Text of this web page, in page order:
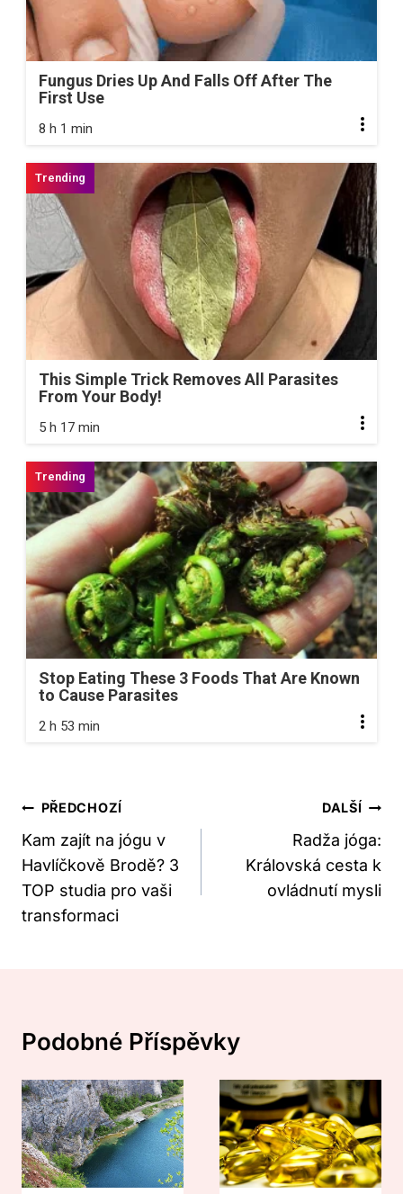
Fungus Dries Up And Falls Off After The
First Use
8 h 1 min
This Simple Trick Removes All Parasites
From Your Body!
5 h 17 min
Stop Eating These 3 Foods That Are Known
to Cause Parasites
2 h 53 min
Navigace
Pro
Příspěvek
PŘEDCHOZÍ
Kam zajít na jógu v
Havlíčkově Brodě? 3
TOP studia pro vaši
transformaci
DALŠÍ
Radža jóga:
Královská cesta k
ovládnutí mysli
Podobné Příspěvky